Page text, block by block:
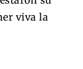
viva la